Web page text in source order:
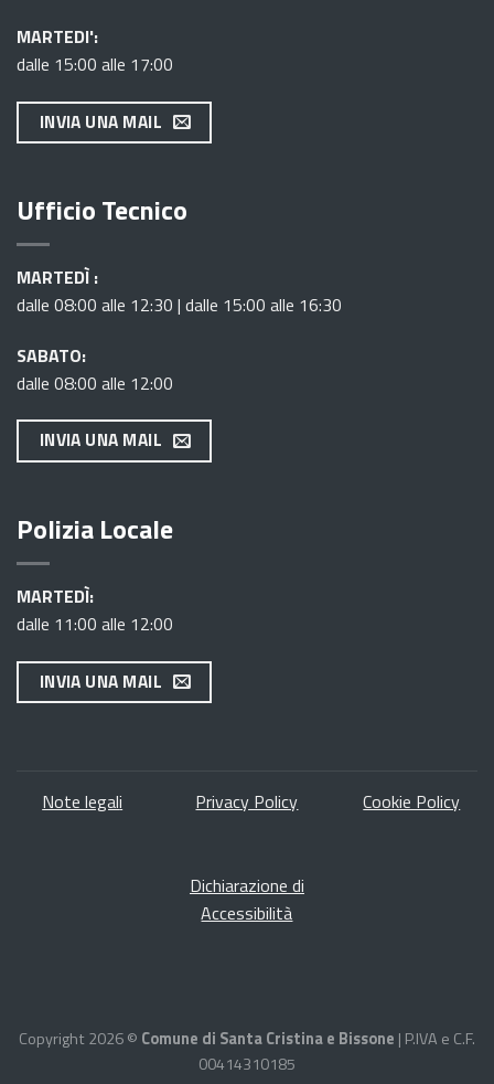
MARTEDI':
dalle 15:00 alle 17:00
INVIA UNA MAIL
Ufficio Tecnico
MARTEDÌ :
dalle 08:00 alle 12:30 | dalle 15:00 alle 16:30
SABATO:
dalle 08:00 alle 12:00
INVIA UNA MAIL
Polizia Locale
MARTEDÌ:
dalle 11:00 alle 12:00
INVIA UNA MAIL
Note legali Privacy Policy Cookie Policy
Dichiarazione di
Accessibilità
Copyright 2026 © Comune di Santa Cristina e Bissone | P.IVA e C.F.
00414310185